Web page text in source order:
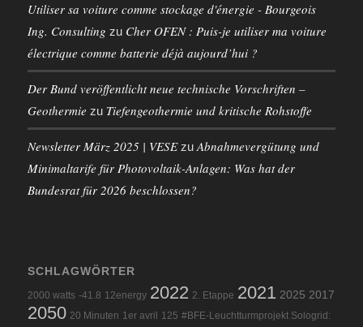
Utiliser sa voiture comme stockage d'énergie - Bourgeois
Ing. Consulting zu Cher OFEN : Puis-je utiliser ma voiture
électrique comme batterie déjà aujourd’hui ?
Der Bund veröffentlicht neue technische Vorschriften –
Geothermie zu Tiefengeothermie und kritische Rohstoffe
Newsletter März 2025 | VESEzu Abnahmevergütung und
Minimaltarife für Photovoltaik-Anlagen: Was hat der
Bundesrat für 2026 beschlossen?
SCHLAGWÖRTER
2000 watts -41.8 12energy 2022 2. Etappe 2021 2025 2017
2050 20 Minuten 1er avril 125 #BFE-Leuchtturmprojekt Sologrid: